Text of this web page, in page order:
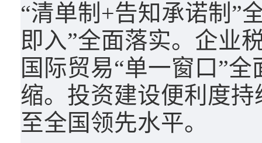
“清单制+告知承诺制”
即入”全面落实。企业
国际贸易“单一窗口”
缩。投资建设便利度
至全国领先水平。